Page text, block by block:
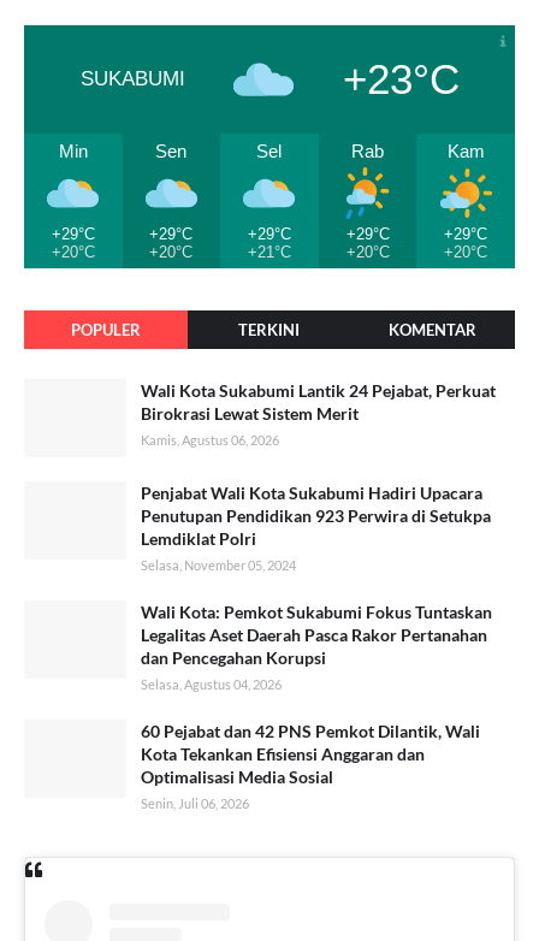
SUKABUMI +23°C
Min
+29°C
+20°C
Sen
+29°C
+20°C
Sel
+29°C
+21°C
Rab
+29°C
+20°C
Kam
+29°C
+20°C
POPULER TERKINI KOMENTAR
Wali Kota Sukabumi Lantik 24 Pejabat, Perkuat
Birokrasi Lewat Sistem Merit
Kamis, Agustus 06, 2026
Penjabat Wali Kota Sukabumi Hadiri Upacara
Penutupan Pendidikan 923 Perwira di Setukpa
Lemdiklat Polri
Selasa, November 05, 2024
Wali Kota: Pemkot Sukabumi Fokus Tuntaskan
Legalitas Aset Daerah Pasca Rakor Pertanahan
dan Pencegahan Korupsi
Selasa, Agustus 04, 2026
60 Pejabat dan 42 PNS Pemkot Dilantik, Wali
Kota Tekankan Efisiensi Anggaran dan
Optimalisasi Media Sosial
Senin, Juli 06, 2026